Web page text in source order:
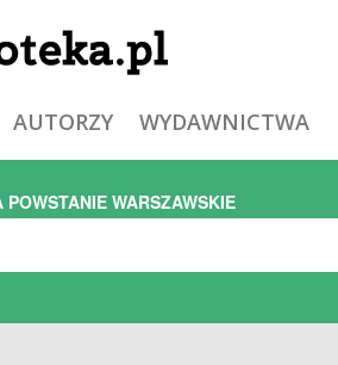
AUTORZY WYDAWNICTWA
POWSTANIE WARSZAWSKIE